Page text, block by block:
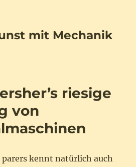
mit Mechanik
riesige
von
parers kennt natürlich auch